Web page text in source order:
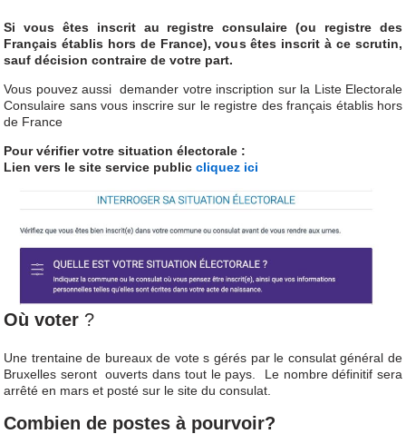
Si vous êtes inscrit au registre consulaire (ou registre des
Français établis hors de France), vous êtes inscrit à ce scrutin,
sauf décision contraire de votre part.
Vous pouvez aussi demander votre inscription sur la Liste Electorale
Consulaire sans vous inscrire sur le registre des français établis hors
de France
Pour vérifier votre situation électorale :
Lien vers le site service public cliquez ici
Où voter ?
Une trentaine de bureaux de vote s gérés par le consulat général de
Bruxelles seront ouverts dans tout le pays. Le nombre définitif sera
arrêté en mars et posté sur le site du consulat.
Combien de postes à pourvoir?